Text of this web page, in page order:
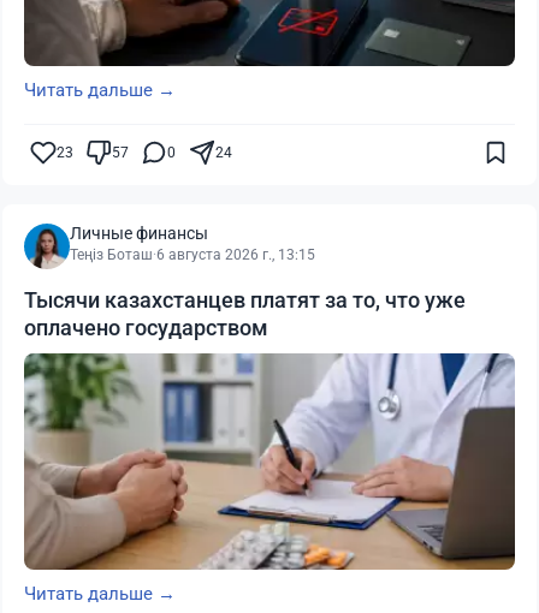
Читать дальше →
23 57 0 24
Личные финансы
Теңіз Боташ·6 августа 2026 г., 13:15
Тысячи казахстанцев платят за то, что уже
оплачено государством
Читать дальше →